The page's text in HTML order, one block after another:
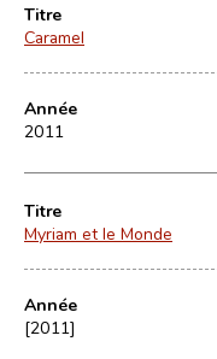
Titre
Caramel
Année
2011
Titre
Myriam et le Monde
Année
[2011]